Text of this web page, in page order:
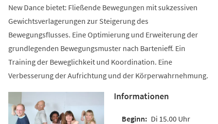
New Dance bietet: Fließende Bewegungen mit sukzessiven
Gewichtsverlagerungen zur Steigerung des
Bewegungsflusses. Eine Optimierung und Erweiterung der
grundlegenden Bewegungsmuster nach Bartenieff. Ein
Training der Beweglichkeit und Koordination. Eine
Verbesserung der Aufrichtung und der Körperwahrnehmung.
Informationen
Di 15.00 Uhr